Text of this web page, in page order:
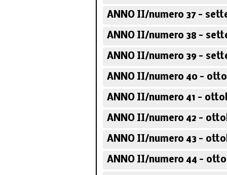
ANNO II/numero 37 -
ANNO II/numero 38 -
ANNO II/numero 39 -
ANNO II/numero 40 -
ANNO II/numero 41 -
ANNO II/numero 42 -
ANNO II/numero 43 -
ANNO II/numero 44 -